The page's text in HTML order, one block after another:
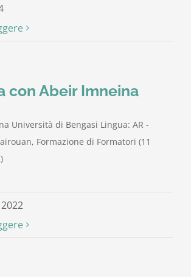
con Abeir Imneina
Università di Bengasi Lingua: AR -
Formazione di Formatori (11